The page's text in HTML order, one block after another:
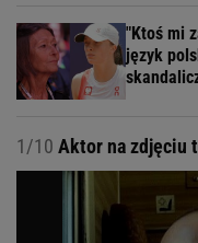
"Ktoś mi
język
1/10 Aktor na zdjęciu